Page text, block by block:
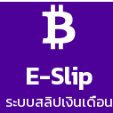
E-Slip
ระบบสลิปเงินเดือน